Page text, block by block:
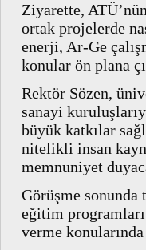
Ziyarette,
ortak projelerde
enerji, Ar-Ge
konular ön plana
Rektör Sözen,
sanayi
büyük katkılar
nitelikli insan
memnuniyet
Görüşme
eğitim
verme